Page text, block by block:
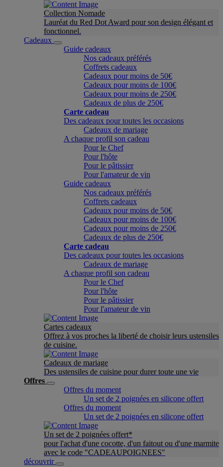
Collection Nomade
Lauréat du Red Dot Award pour son design élégant et
fonctionnel.
Cadeaux
Guide cadeaux
Nos cadeaux préférés
Coffrets cadeaux
Cadeaux pour moins de 50€
Cadeaux pour moins de 100€
Cadeaux pour moins de 250€
Cadeaux de plus de 250€
Carte cadeau
Des cadeaux pour toutes les occasions
Cadeaux de mariage
A chaque profil son cadeau
Pour le Chef
Pour l'hôte
Pour le pâtissier
Pour l'amateur de vin
Guide cadeaux
Nos cadeaux préférés
Coffrets cadeaux
Cadeaux pour moins de 50€
Cadeaux pour moins de 100€
Cadeaux pour moins de 250€
Cadeaux de plus de 250€
Carte cadeau
Des cadeaux pour toutes les occasions
Cadeaux de mariage
A chaque profil son cadeau
Pour le Chef
Pour l'hôte
Pour le pâtissier
Pour l'amateur de vin
Cartes cadeaux
Offrez à vos proches la liberté de choisir leurs ustensiles
de cuisine.
Cadeaux de mariage
Des ustensiles de cuisine pour durer toute une vie
Offres
Offres du moment
Un set de 2 poignées en silicone offert
Offres du moment
Un set de 2 poignées en silicone offert
Un set de 2 poignées offert*
pour l'achat d'une cocotte, d'un faitout ou d'une marmite
avec le code "CADEAUPOIGNEES"
découvrir